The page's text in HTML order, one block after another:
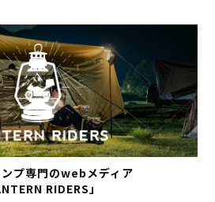
プ専門のwebメディア
RIDERS」